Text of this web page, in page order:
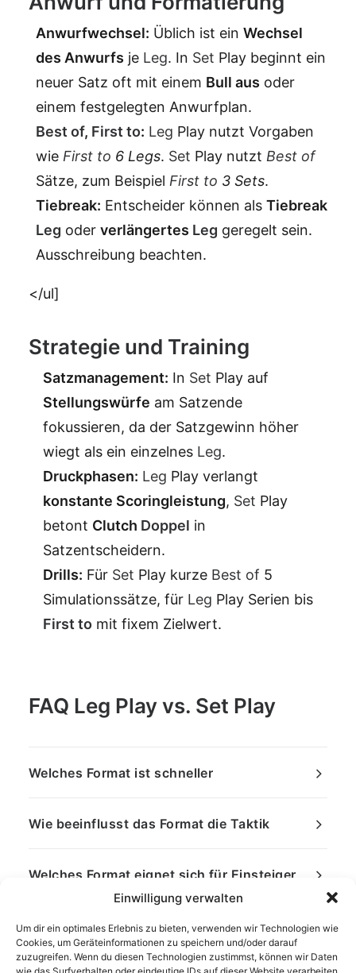
Einwilligung verwalten
Um dir ein optimales Erlebnis zu bieten, verwenden wir Technologien wie
Cookies, um Geräteinformationen zu speichern und/oder darauf
zuzugreifen. Wenn du diesen Technologien zustimmst, können wir Daten
Anwurfwechsel: Üblich ist ein Wechsel
des Anwurfs je Leg. In Set Play beginnt ein
neuer Satz oft mit einem Bull aus oder
einem festgelegten Anwurfplan.
Best of, First to: Leg Play nutzt Vorgaben
wie First to 6 Legs. Set Play nutzt Best of
Sätze, zum Beispiel First to 3 Sets.
Tiebreak: Entscheider können als Tiebreak
Leg oder verlängertes Leg geregelt sein.
Ausschreibung beachten.
</ul]
Strategie und Training
Satzmanagement: In Set Play auf
Stellungswürfe am Satzende
fokussieren, da der Satzgewinn höher
wiegt als ein einzelnes Leg.
Druckphasen: Leg Play verlangt
konstante Scoringleistung, Set Play
betont Clutch Doppel in
Satzentscheidern.
Drills: Für Set Play kurze Best of 5
Simulationssätze, für Leg Play Serien bis
First to mit fixem Zielwert.
FAQ Leg Play vs. Set Play
Welches Format ist schneller
Wie beeinflusst das Format die Taktik
Welches Format eignet sich für Einsteiger